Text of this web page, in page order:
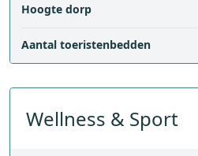
Hoogte dorp
Aantal toeristenbedden
Wellness & Sport